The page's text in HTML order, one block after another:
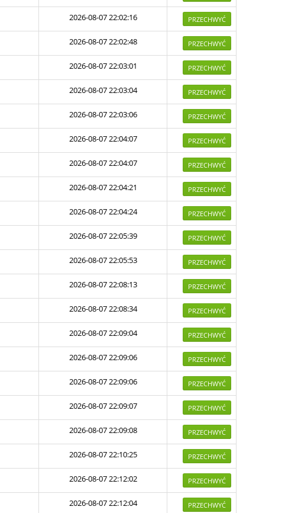
2026-08-07 22:02:16 PRZECHWYĆ
2026-08-07 22:02:48 PRZECHWYĆ
2026-08-07 22:03:01 PRZECHWYĆ
2026-08-07 22:03:04 PRZECHWYĆ
2026-08-07 22:03:06 PRZECHWYĆ
2026-08-07 22:04:07 PRZECHWYĆ
2026-08-07 22:04:07 PRZECHWYĆ
2026-08-07 22:04:21 PRZECHWYĆ
2026-08-07 22:04:24 PRZECHWYĆ
2026-08-07 22:05:39 PRZECHWYĆ
2026-08-07 22:05:53 PRZECHWYĆ
2026-08-07 22:08:13 PRZECHWYĆ
2026-08-07 22:08:34 PRZECHWYĆ
2026-08-07 22:09:04 PRZECHWYĆ
2026-08-07 22:09:06 PRZECHWYĆ
2026-08-07 22:09:06 PRZECHWYĆ
2026-08-07 22:09:07 PRZECHWYĆ
2026-08-07 22:09:08 PRZECHWYĆ
2026-08-07 22:10:25 PRZECHWYĆ
2026-08-07 22:12:02 PRZECHWYĆ
2026-08-07 22:12:04 PRZECHWYĆ